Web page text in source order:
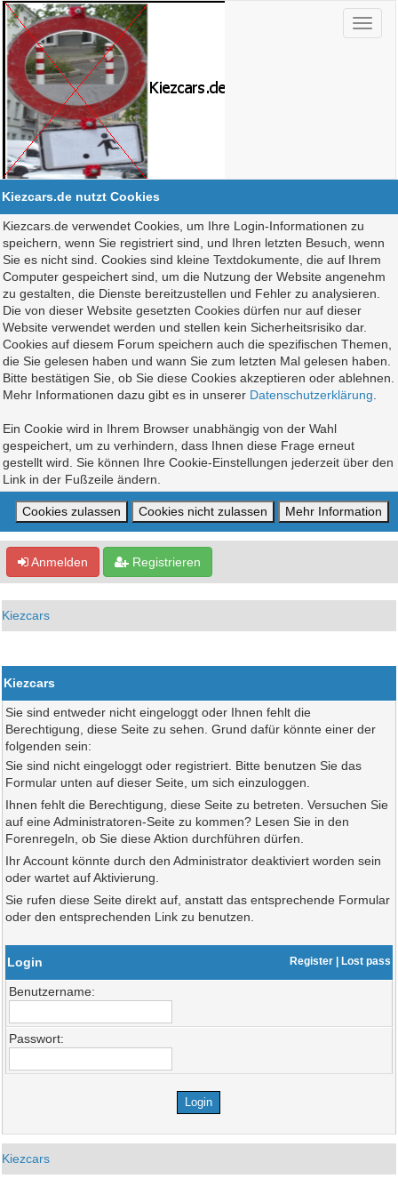
Kiezcars.de nutzt Cookies
Kiezcars.de verwendet Cookies, um Ihre Login-Informationen zu
speichern, wenn Sie registriert sind, und Ihren letzten Besuch, wenn
Sie es nicht sind. Cookies sind kleine Textdokumente, die auf Ihrem
Computer gespeichert sind, um die Nutzung der Website angenehm
zu gestalten, die Dienste bereitzustellen und Fehler zu analysieren.
Die von dieser Website gesetzten Cookies dürfen nur auf dieser
Website verwendet werden und stellen kein Sicherheitsrisiko dar.
Cookies auf diesem Forum speichern auch die spezifischen Themen,
die Sie gelesen haben und wann Sie zum letzten Mal gelesen haben.
Bitte bestätigen Sie, ob Sie diese Cookies akzeptieren oder ablehnen.
Mehr Informationen dazu gibt es in unserer Datenschutzerklärung
Ein Cookie wird in Ihrem Browser unabhängig von der Wahl
gespeichert, um zu verhindern, dass Ihnen diese Frage erneut
gestellt wird. Sie können Ihre Cookie-Einstellungen jederzeit über den
Link in der Fußzeile ändern.
Anmelden Registrieren
Kiezcars
Kiezcars
Sie sind entweder nicht eingeloggt oder Ihnen fehlt die
Berechtigung, diese Seite zu sehen. Grund dafür könnte einer der
folgenden sein:
Sie sind nicht eingeloggt oder registriert. Bitte benutzen Sie das
Formular unten auf dieser Seite, um sich einzuloggen.
Ihnen fehlt die Berechtigung, diese Seite zu betreten. Versuchen Sie
auf eine Administratoren-Seite zu kommen? Lesen Sie in den
Forenregeln, ob Sie diese Aktion durchführen dürfen.
Ihr Account könnte durch den Administrator deaktiviert worden sein
oder wartet auf Aktivierung.
Sie rufen diese Seite direkt auf, anstatt das entsprechende Formular
oder den entsprechenden Link zu benutzen.
Login Register| Lost pass
Benutzername:
Passwort:
Kiezcars